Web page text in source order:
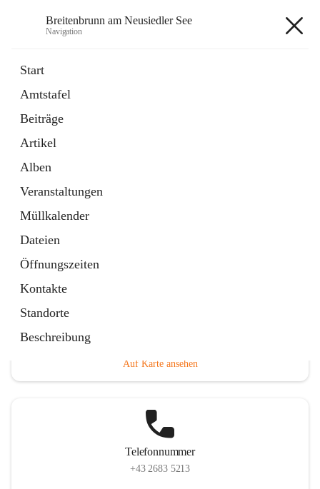
Breitenbrunn am Neusiedler See
Navigation
Start
Amtstafel
Beiträge
Artikel
Alben
Veranstaltungen
Müllkalender
Dateien
Öffnungszeiten
Kontakte
Standorte
Beschreibung
18 Schnellzugriffe
Gemeindeservice
Auf Karte ansehen
Telefonnummer
+43 2683 5213